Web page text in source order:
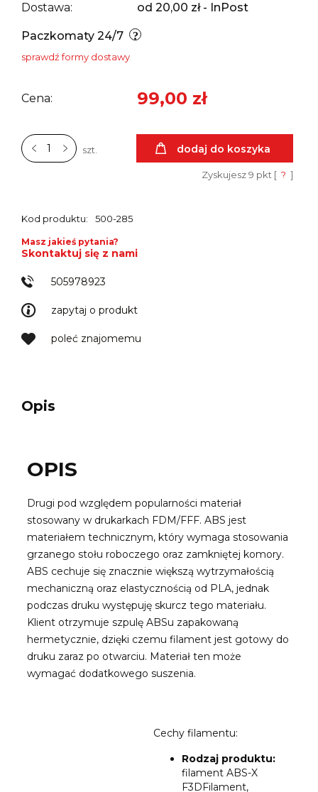
Dostawa: od 20,00 zł - InPost
Paczkomaty 24/7
sprawdź formy dostawy
Cena: 99,00 zł
szt. dodaj do koszyka
Zyskujesz9 pkt [ ? ]
Kod produktu: 500-285
zapytaj o produkt
poleć znajomemu
Masz jakieś pytania?
Skontaktuj się z nami
505978923
Opis
OPIS
Drugi pod względem popularności materiał
stosowany w drukarkach FDM/FFF. ABS jest
materiałem technicznym, który wymaga stosowania
grzanego stołu roboczego oraz zamkniętej komory.
ABS cechuje się znacznie większą wytrzymałością
mechaniczną oraz elastycznością od PLA, jednak
podczas druku występuję skurcz tego materiału.
Klient otrzymuje szpulę ABSu zapakowaną
hermetycznie, dzięki czemu filament jest gotowy do
druku zaraz po otwarciu. Materiał ten może
wymagać dodatkowego suszenia.
Cechy filamentu:
Rodzaj produktu:
filament ABS-X
F3DFilament,